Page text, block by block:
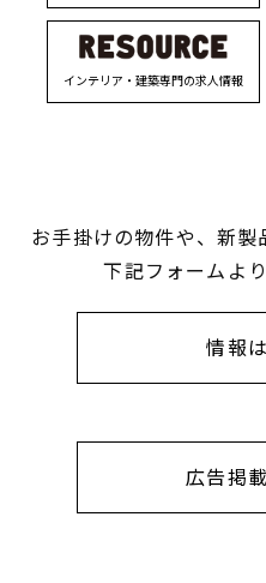
インテリア・建築専門の求人情報
お手掛けの物件や、新
下記フォームよ
情報
広告掲